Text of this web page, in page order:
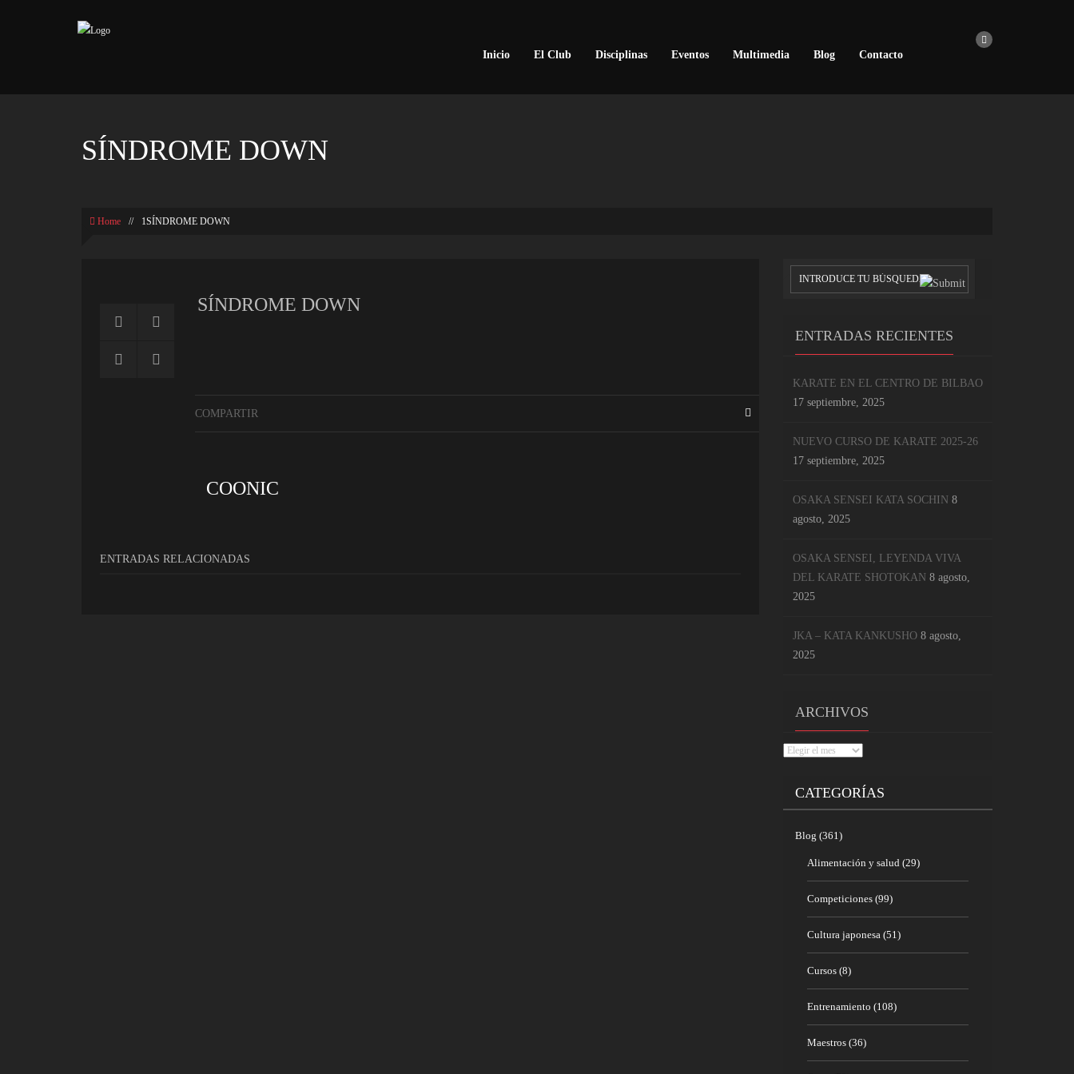
Inicio El Club Disciplinas Eventos Multimedia Blog Contacto
SÍNDROME DOWN
Home // 1SÍNDROME DOWN
SÍNDROME DOWN
COMPARTIR
COONIC
ENTRADAS RELACIONADAS
ENTRADAS RECIENTES
KARATE EN EL CENTRO DE BILBAO
17 septiembre, 2025
NUEVO CURSO DE KARATE 2025-26
17 septiembre, 2025
OSAKA SENSEI KATA SOCHIN 8
agosto, 2025
OSAKA SENSEI, LEYENDA VIVA
DEL KARATE SHOTOKAN 8 agosto,
2025
JKA – KATA KANKUSHO 8 agosto,
2025
ARCHIVOS
Archivos
CATEGORÍAS
Blog (361)
Alimentación y salud(29)
Competiciones(99)
Cultura japonesa(51)
Cursos(8)
Entrenamiento (108)
Maestros(36)